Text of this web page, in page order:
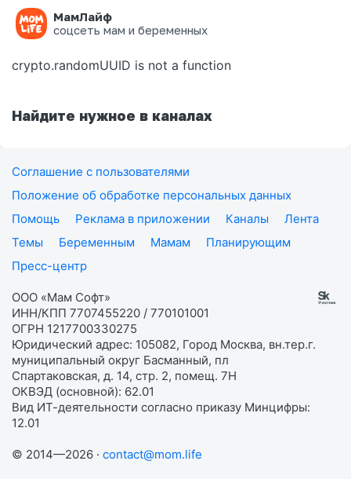
МамЛайф
соцсеть мам и беременных
Ошибка на странице
crypto.randomUUID is not a function
Найдите нужное в каналах
Соглашение с пользователями
Положение об обработке персональных данных
Помощь
Реклама в приложении Каналы
Лента
Темы
Беременным Мамам
Планирующим
Пресс-центр
ООО «Мам Софт»
ИНН/КПП 7707455220 / 770101001
ОГРН 1217700330275
Юридический адрес: 105082, Город Москва, вн.тер.г.
муниципальный округ Басманный, пл
Спартаковская, д. 14, стр. 2, помещ. 7Н
ОКВЭД (основной): 62.01
Вид ИТ-деятельности согласно приказу Минцифры:
12.01
© 2014—2026 · contact@mom.life